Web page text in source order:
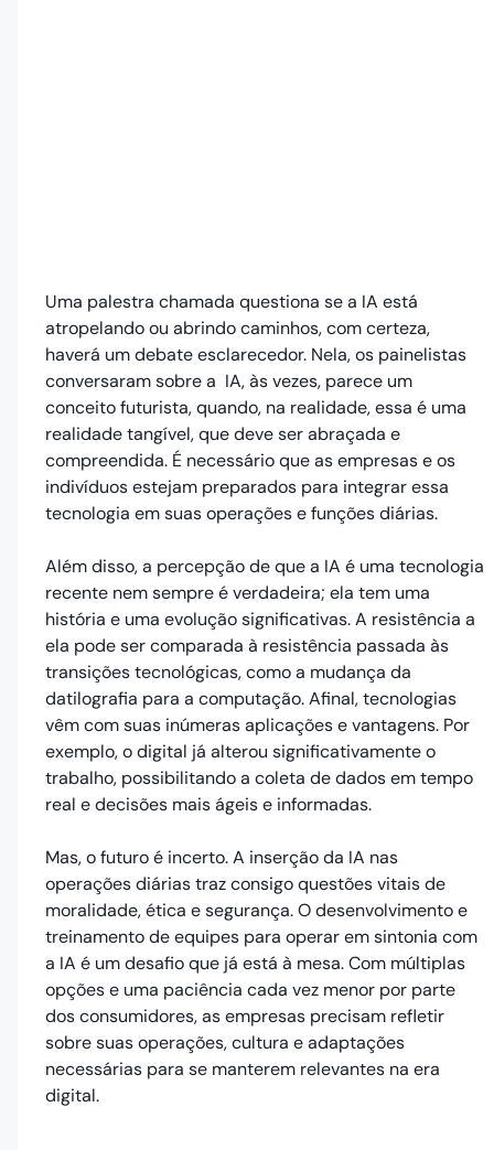
Uma palestra chamada questiona se a IA está
atropelando ou abrindo caminhos, com certeza,
haverá um debate esclarecedor. Nela, os painelistas
conversaram sobre a IA, às vezes, parece um
conceito futurista, quando, na realidade, essa é uma
realidade tangível, que deve ser abraçada e
compreendida. É necessário que as empresas e os
indivíduos estejam preparados para integrar essa
tecnologia em suas operações e funções diárias.
Além disso, a percepção de que a IA é uma tecnologia
recente nem sempre é verdadeira; ela tem uma
história e uma evolução significativas. A resistência a
ela pode ser comparada à resistência passada às
transições tecnológicas, como a mudança da
datilografia para a computação. Afinal, tecnologias
vêm com suas inúmeras aplicações e vantagens. Por
exemplo, o digital já alterou significativamente o
trabalho, possibilitando a coleta de dados em tempo
real e decisões mais ágeis e informadas.
Mas, o futuro é incerto. A inserção da IA nas
operações diárias traz consigo questões vitais de
moralidade, ética e segurança. O desenvolvimento e
treinamento de equipes para operar em sintonia com
a IA é um desafio que já está à mesa. Com múltiplas
opções e uma paciência cada vez menor por parte
dos consumidores, as empresas precisam refletir
sobre suas operações, cultura e adaptações
necessárias para se manterem relevantes na era
digital.